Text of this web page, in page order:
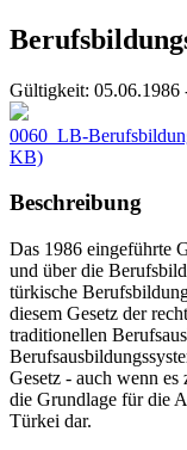
Gültigkeit: 05.06.1986
0060_LB-
KB)
Beschreibung
Das 1986 eingeführte
und über die
türkische
diesem Gesetz der
traditionellen
Gesetz - auch wenn
die Grundlage für die
Türkei dar.